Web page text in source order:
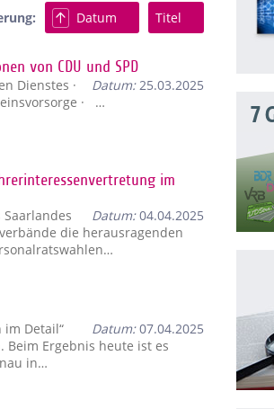
Datum Titel
von CDU und SPD
Datum:25.03.2025
Dienstes ·
· …
im
Datum:04.04.2025
die herausragenden
Datum:07.04.2025
im Detail“
Beim Ergebnis heute ist es
in…
7